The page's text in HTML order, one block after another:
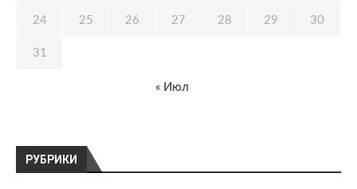
РУБРИКИ
24 25 26 27 28 29 30
31
« Июл